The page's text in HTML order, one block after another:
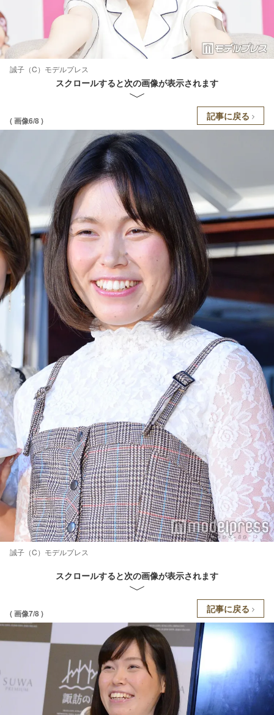
誠子（C）モデルプレス
スクロールすると次の画像が表示されます
( 画像6/8 ) 記事に戻る
誠子（C）モデルプレス
スクロールすると次の画像が表示されます
( 画像7/8 ) 記事に戻る